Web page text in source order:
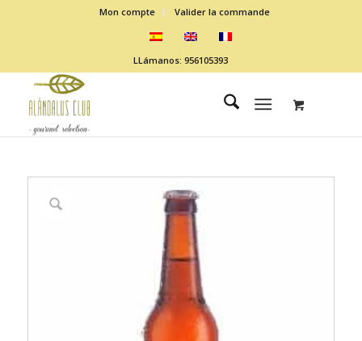
Mon compte Valider la commande
LLámanos: 956105393